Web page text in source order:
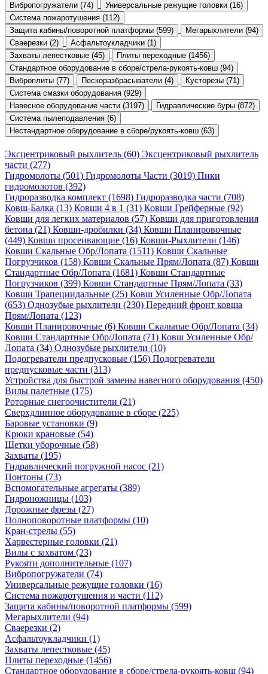
Вибропогружатели (74)
Универсальные режущие головки (16)
Система пожаротушения (112)
Защита кабины/поворотной платформы (599)
Мегарыхлители (94)
Сваерезки (2)
Асфальтоукладчики (1)
Захваты лепестковые (45)
Плиты переходные (1456)
Стандартное оборудование в сборе/стрела-рукоять-ковш (94)
Виброплиты (77)
Пескоразбрасыватели (4)
Кусторезы (71)
Система смазки оборудования (929)
Навесное оборудование части (3197)
Гидравлические буры (872)
Система пылеподавления (6)
Нестандартное оборудование в сборе/рукоять-ковш (63)
Эксцентриковый рыхлитель (60) Эксцентриковый рыхлитель
части (277)
Гидромолоты (501) Гидромолоты Части (3019) Пики
гидромолотов (392)
Гидроразводка комплект (1698) Гидроразводка части (708)
Ковш-Балка (13) Ковши 4 в 1 (31) Ковши Грейферные (92)
Ковши для легких материалов (57) Ковши для приготовления
бетона (21) Ковши-дробилки (34) Ковши Планировочные
(449) Ковши просеивающие (16) Ковши-Рыхлители (146)
Ковши Скальные Обр/Лопата (1511) Ковши Скальные
Погрузчиков (158) Ковши Скальные Прям/Лопата (87) Ковши
Стандартные Обр/Лопата (1681) Ковши Стандартные
Погрузчиков (399) Ковши Стандартные Прям/Лопата (33)
Ковши Трапециидальные (25) Ковш Усиленные Обр/Лопата
(653) Однозубые рыхлители (230) Передний фронт ковша
Прям/Лопата (123)
Ковши Планировочные (6) Ковши Скальные Обр/Лопата (34)
Ковши Стандартные Обр/Лопата (71) Ковш Усиленные Обр/
Лопата (34) Однозубые рыхлители (10)
Подогреватели предпусковые (156) Подогреватели
предпусковые части (313)
Устройства для быстрой замены навесного оборудования (450)
Вилы палетные (175)
Роторные снегоочистители (21)
Сверхдлинное оборудование в сборе (225)
Баровые установки (9)
Крюки крановые (54)
Щетки уборочные (58)
Захваты (195)
Гидравлический погружной насос (21)
Понтоны (73)
Вспомогательные агрегаты (389)
Гидроножницы (103)
Дорожные фрезы (27)
Полноповоротные платформы (10)
Кран-стрелы (55)
Харвестерные головки (21)
Вилы с захватом (23)
Рукояти дополнительные (107)
Вибропогружатели (74)
Универсальные режущие головки (16)
Система пожаротушения и части (112)
Защита кабины/поворотной платформы (599)
Мегарыхлители (94)
Сваерезки (2)
Асфальтоукладчики (1)
Захваты лепестковые (45)
Плиты переходные (1456)
Стандартное оборудование в сборе/стрела-рукоять-ковш (94)